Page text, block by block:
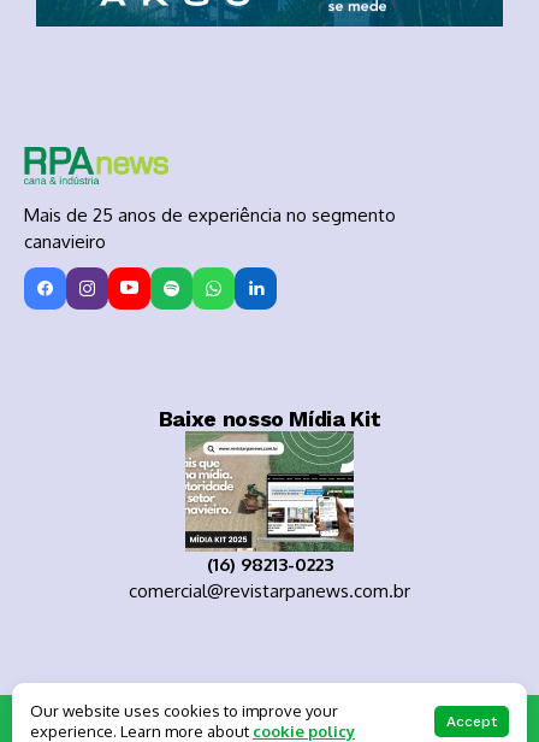
Mais de 25 anos de experiência no segmento
canavieiro
Baixe nosso Mídia Kit
(16) 98213-0223
comercial@revistarpanews.com.br
Copyright 2025
Our website uses cookies to improve your
experience. Learn more about cookie policy Accept